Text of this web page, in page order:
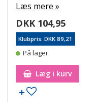
Læs mere »
DKK 104,95
Klubpris: DKK 89,21
På lager
Læg i kurv
Tilføj til